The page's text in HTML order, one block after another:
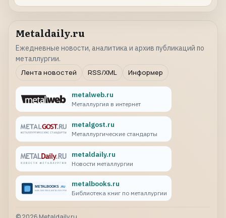
Metaldaily.ru
Ежедневные новости, аналитика и архив публикаций по
металлургии.
Лента новостей
RSS/XML Информер
metalweb.ru
Металлургия в интернет
metalgost.ru
Металлургические стандарты
metaldaily.ru
Новости металлургии
metalbooks.ru
Библиотека книг по металлургии